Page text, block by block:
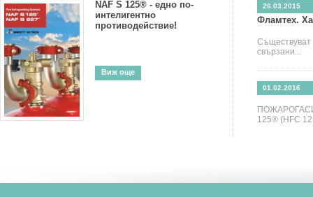
NAF S 125® - едно по-
интелигентно
противодействие!
Виж още
26.03.2015
Фламтех.
свързани...
01.02.2016
125® (HFC